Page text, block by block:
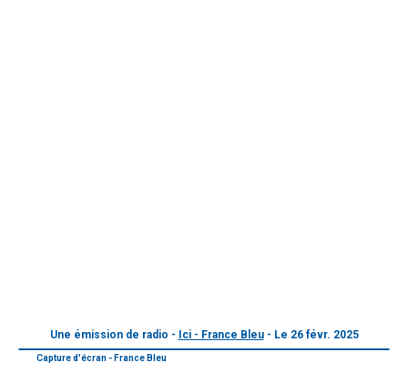
Une émission de radio - Ici - France Bleu- Le 26 févr. 2025
Capture d'écran - France Bleu